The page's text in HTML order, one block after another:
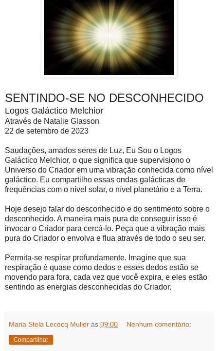
SENTINDO-SE NO DESCONHECIDO
Logos Galáctico Melchior
Através de Natalie Glasson
22 de setembro de 2023
Saudações, amados seres de Luz, Eu Sou o Logos
Galáctico Melchior, o que significa que supervisiono o
Universo do Criador em uma vibração conhecida como nível
galáctico. Eu compartilho essas ondas galácticas de
frequências com o nível solar, o nível planetário e a Terra.
Hoje desejo falar do desconhecido e do sentimento sobre o
desconhecido. A maneira mais pura de conseguir isso é
invocar o Criador para cercá-lo. Peça que a vibração mais
pura do Criador o envolva e flua através de todo o seu ser.
Permita-se respirar profundamente. Imagine que sua
respiração é quase como dedos e esses dedos estão se
movendo para fora, cada vez que você expira, e eles estão
sentindo as energias desconhecidas do Criador.
Maria Stela Lecocq Muller às 09:00 Nenhum comentário:
Compartilhar